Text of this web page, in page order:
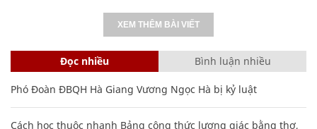
XEM THÊM BÀI VIẾT
Đọc nhiều Bình luận nhiều
Phó Đoàn ĐBQH Hà Giang Vương Ngọc Hà bị kỷ luật
Cách học thuộc nhanh Bảng công thức lượng giác bằng thơ,